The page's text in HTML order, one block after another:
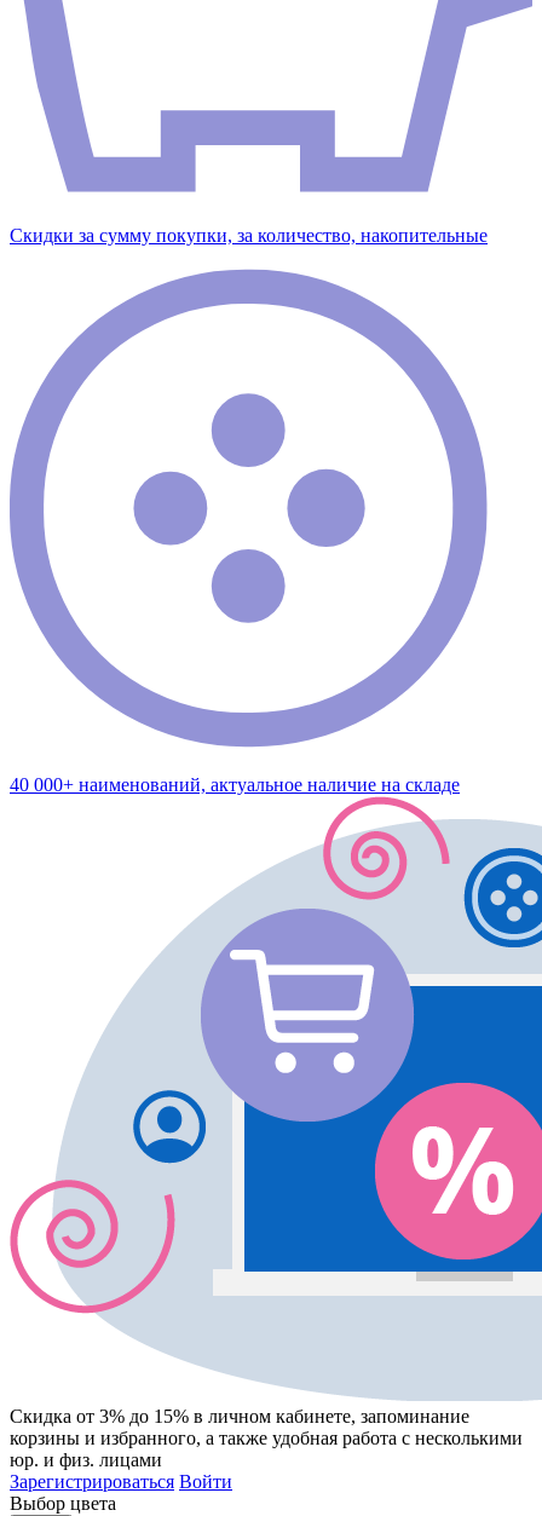
Скидки за сумму покупки, за количество, накопительные
40 000+ наименований, актуальное наличие на складе
Скидка от 3% до 15% в личном кабинете, запоминание
корзины и избранного, а также удобная работа с несколькими
юр. и физ. лицами
Зарегистрироваться Войти
Выбор цвета